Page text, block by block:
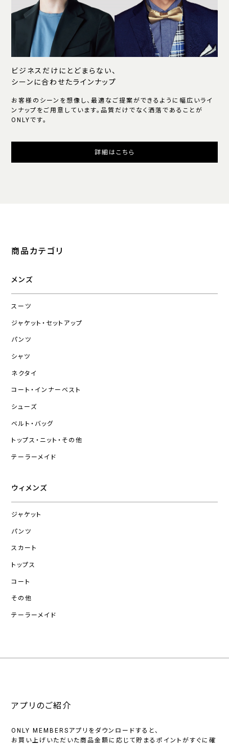
ビジネスだけにとどまらない、
シーンに合わせたラインナップ
お客様のシーンを想像し、最適なご提案ができるように幅広いライ
ンナップをご用意しています。品質だけでなく洒落であることが
ONLYです。
詳細はこちら
商品カテゴリ
メンズ
スーツ
ジャケット・セットアップ
パンツ
シャツ
ネクタイ
コート・インナーベスト
シューズ
ベルト・バッグ
トップス・ニット・その他
テーラーメイド
ウィメンズ
ジャケット
パンツ
スカート
トップス
コート
その他
テーラーメイド
アプリのご紹介
ONLY MEMBERSアプリをダウンロードすると、
お買い上げいただいた商品金額に応じて貯まるポイントがすぐに確